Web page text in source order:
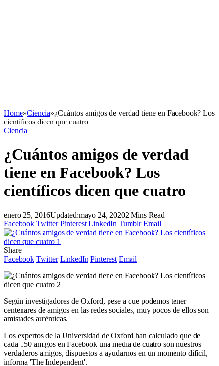
Home»Ciencia»¿Cuántos amigos de verdad tiene en Facebook? Los
científicos dicen que cuatro
Ciencia
¿Cuántos amigos de verdad
tiene en Facebook? Los
científicos dicen que cuatro
enero 25, 2016Updated:mayo 24, 20202 Mins Read
Facebook Twitter Pinterest LinkedIn Tumblr Email
Share
Facebook Twitter LinkedIn Pinterest Email
Según investigadores de Oxford, pese a que podemos tener
centenares de amigos en las redes sociales, muy pocos de ellos son
amistades auténticas.
Los expertos de la Universidad de Oxford han calculado que de
cada 150 amigos en Facebook una media de cuatro son nuestros
verdaderos amigos, dispuestos a ayudarnos en un momento difícil,
informa 'The Independent'.